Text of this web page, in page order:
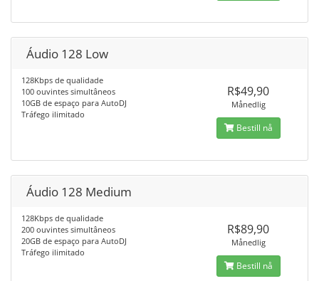
Áudio 128 Low
128Kbps de qualidade
100 ouvintes simultâneos
10GB de espaço para AutoDJ
Tráfego ilimitado
R$49,90
Månedlig
Bestill nå
Áudio 128 Medium
128Kbps de qualidade
200 ouvintes simultâneos
20GB de espaço para AutoDJ
Tráfego ilimitado
R$89,90
Månedlig
Bestill nå